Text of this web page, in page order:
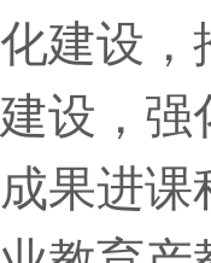
化建设，
建设，强
成果进课